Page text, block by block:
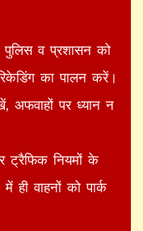
व प्रशासन को
का पालन करें।
अफवाहों पर ध्यान न
ट्रैफिक नियमों के
ही वाहनों को पार्क